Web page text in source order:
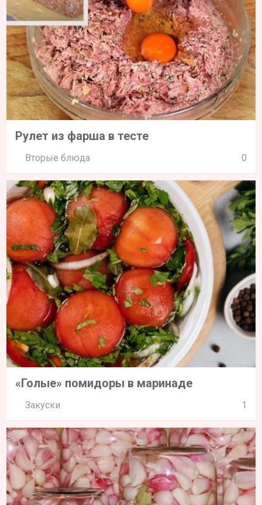
Рулет из фарша в тесте
Вторые блюда 0
«Голые» помидоры в маринаде
Закуски 1